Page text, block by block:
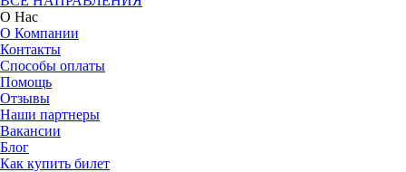
О Нас
О Компании
Контакты
Способы оплаты
Помощь
Отзывы
Наши партнеры
Вакансии
Блог
Как купить билет